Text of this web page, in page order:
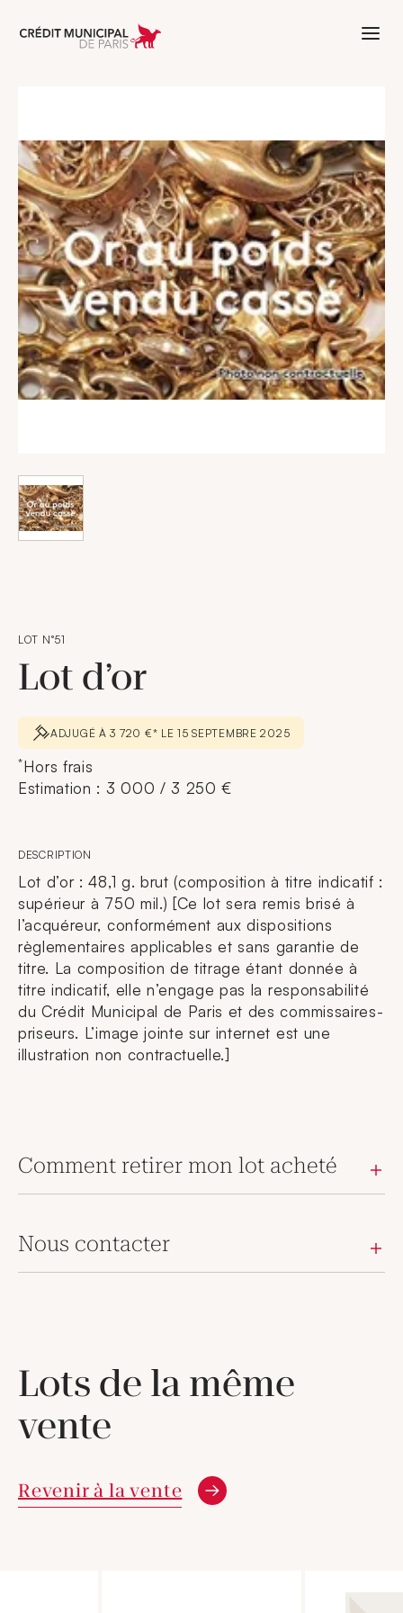
Aller à l'accueil de Crédit Municipal
LOT N°51
Lot d’or
ADJUGÉ À 3 720 €* LE 15 SEPTEMBRE 2025
*Hors frais
Estimation : 3 000 / 3 250 €
DESCRIPTION
Lot d’or : 48,1 g. brut (composition à titre indicatif :
supérieur à 750 mil.) [Ce lot sera remis brisé à
l’acquéreur, conformément aux dispositions
règlementaires applicables et sans garantie de
titre. La composition de titrage étant donnée à
titre indicatif, elle n’engage pas la responsabilité
du Crédit Municipal de Paris et des commissaires-
priseurs. L’image jointe sur internet est une
illustration non contractuelle.]
Comment retirer mon lot acheté
Nous contacter
Lots de la même
vente
Revenir à la vente